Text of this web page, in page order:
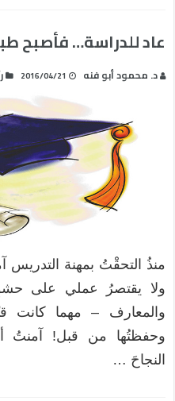
عاد للدراسة… فأصبح
د. محمود أبو فنه 2016/04/21
منذُ التحقْتُ بمهنة التدريس
ولا يقتصرُ عملي على حشوِ
والمعارف – مهما كانت
وحفظتُها من قبل! آمنتُ
النجاحَ …